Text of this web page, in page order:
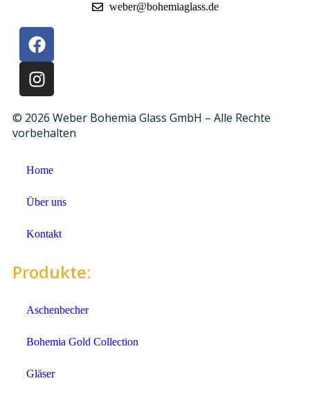
weber@bohemiaglass.de
© 2026 Weber Bohemia Glass GmbH – Alle Rechte
vorbehalten
Home
Über uns
Kontakt
Produkte:
Aschenbecher
Bohemia Gold Collection
Gläser